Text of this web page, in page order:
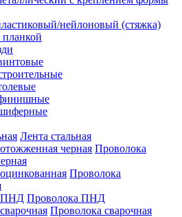
нейлоновый (стяжка)
Лента стальная
Проволока
Проволока
Проволока ПНД
Проволока сварочная